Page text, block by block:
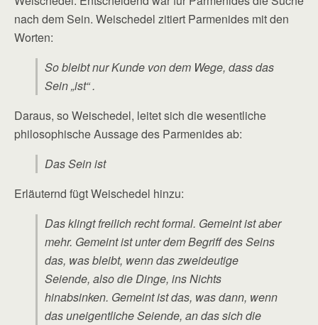
nach dem Sein. Weischedel zitiert Parmenides mit den
Worten:
So bleibt nur Kunde von dem Wege, dass das
Sein „ist“ .
Daraus, so Weischedel, leitet sich die wesentliche
philosophische Aussage des Parmenides ab:
Das Sein ist
Erläuternd fügt Weischedel hinzu:
Das klingt freilich recht formal. Gemeint ist aber
mehr. Gemeint ist unter dem Begriff des Seins
das, was bleibt, wenn das zweideutige
Seiende, also die Dinge, ins Nichts
hinabsinken. Gemeint ist das, was dann, wenn
das uneigentliche Seiende, an das sich die